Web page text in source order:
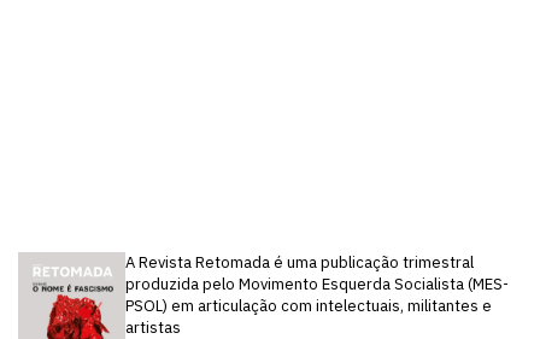
A Revista Retomada é uma publicação trimestral
produzida pelo Movimento Esquerda Socialista (MES-
PSOL) em articulação com intelectuais, militantes e
artistas